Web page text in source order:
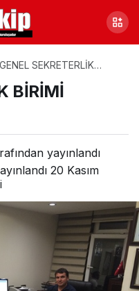
GENEL SEKRETERLİK
BİRİMİ
yayınlandı
20 Kasım
Paylaş